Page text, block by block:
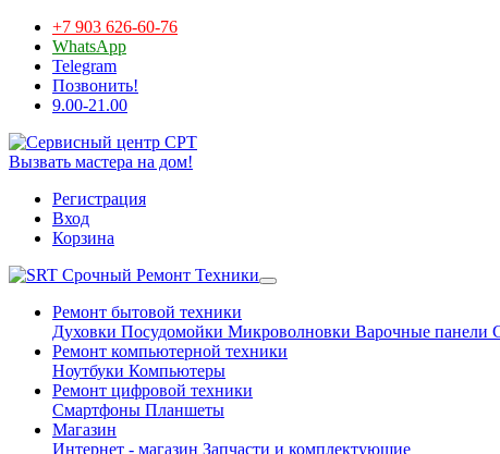
+7 903 626-60-76
WhatsApp
Telegram
Позвонить!
9.00-21.00
Вызвать мастера на дом!
Регистрация
Вход
Корзина
Срочный Ремонт Техники
Ремонт бытовой техники
Духовки Посудомойки Микроволновки Варочные панели
Ремонт компьютерной техники
Ноутбуки Компьютеры
Ремонт цифровой техники
Смартфоны Планшеты
Магазин
Интернет - магазин Запчасти и комплектующие